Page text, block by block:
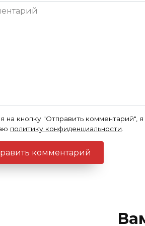
на кнопку "Отправить комментарий",
политику конфиденциальности